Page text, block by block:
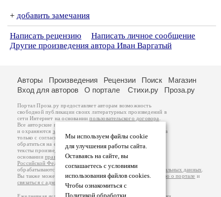
+ добавить замечания
Написать рецензию
Написать личное сообщение
Другие произведения автора Иван Варгатый
Мы используем файлы cookie
для улучшения работы сайта.
Оставаясь на сайте, вы
соглашаетесь с условиями
использования файлов cookies.
Чтобы ознакомиться с
Политикой обработки
Авторы Произведения Рецензии Поиск
Магазин
Вход для авторов
О портале Стихи.ру Проза.ру
Портал Проза.ру предоставляет авторам возможность
свободной публикации своих литературных произведений в
сети Интернет на основаниипользовательского договора
Все авторские права на произведения принадлежат авторам
и охраняются законом
. Перепечатка произведений возможна
только с согласия его автора, к которому вы можете
обратиться на его авторской странице. Ответственность за
тексты произведений авторы несут самостоятельно на
основанииправил публикацииизаконодательства
Российской Федерации
обрабатываются на основанииПолитики обработки персональных данных
Вы также можете посмотреть более подробнуюинформацию о портале и
связаться с администрацией